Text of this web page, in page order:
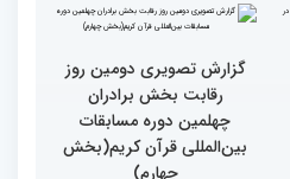
دومین محفل انس با قرآن
ویژه بانوان در فرهنگسرای
امید برگزار شد